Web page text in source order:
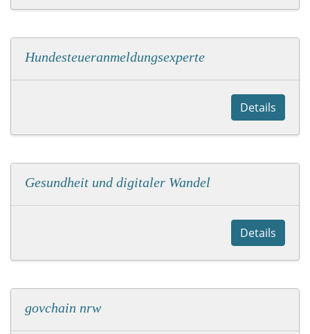
Hundesteueranmeldungsexperte
Details
Gesundheit und digitaler Wandel
Details
govchain nrw